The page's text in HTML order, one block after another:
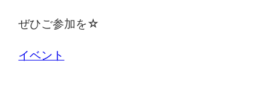
ぜひご参加を☆
イベント